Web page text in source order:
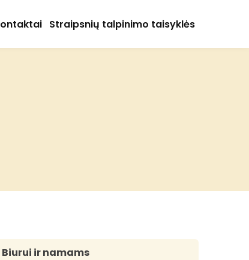
Straipsnių talpinimo taisyklės
Biurui ir namams